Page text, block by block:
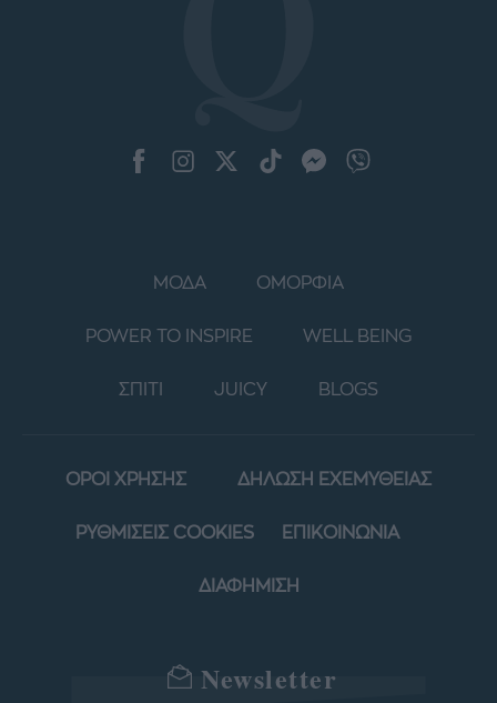
ΜΟΔΑ ΟΜΟΡΦΙΑ
POWER TO INSPIRE WELL BEING
ΣΠΙΤΙ JUICY BLOGS
ΟΡΟΙ ΧΡΗΣΗΣ ΔΗΛΩΣΗ ΕΧΕΜΥΘΕΙΑΣ
ΡΥΘΜΙΣΕΙΣ COOKIES ΕΠΙΚΟΙΝΩΝΙΑ
ΔΙΑΦΗΜΙΣΗ
Newsletter